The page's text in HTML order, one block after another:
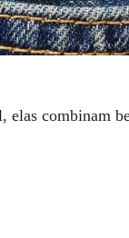
elas combinam